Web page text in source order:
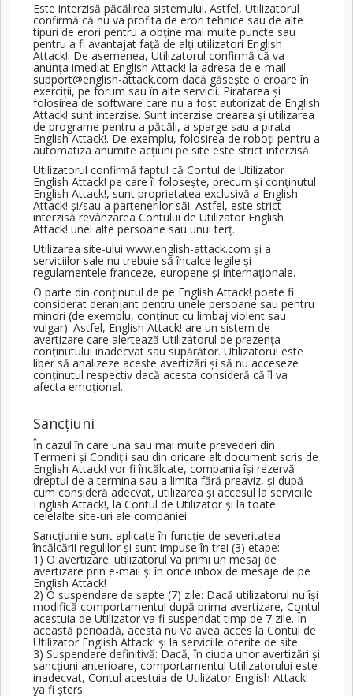
Este interzisă păcălirea sistemului. Astfel, Utilizatorul
confirmă că nu va profita de erori tehnice sau de alte
tipuri de erori pentru a obține mai multe puncte sau
pentru a fi avantajat față de alți utilizatori English
Attack!. De asemenea, Utilizatorul confirmă că va
anunța imediat English Attack! la adresa de e-mail
support@english-attack.com dacă găsește o eroare în
exerciții, pe forum sau în alte servicii. Piratarea și
folosirea de software care nu a fost autorizat de English
Attack! sunt interzise. Sunt interzise crearea și utilizarea
de programe pentru a păcăli, a sparge sau a pirata
English Attack!. De exemplu, folosirea de roboți pentru a
automatiza anumite acțiuni pe site este strict interzisă.
Utilizatorul confirmă faptul că Contul de Utilizator
English Attack! pe care îl folosește, precum și conținutul
English Attack!, sunt proprietatea exclusivă a English
Attack! și/sau a partenerilor săi. Astfel, este strict
interzisă revânzarea Contului de Utilizator English
Attack! unei alte persoane sau unui terț.
Utilizarea site-ului www.english-attack.com și a
serviciilor sale nu trebuie să încalce legile și
regulamentele franceze, europene și internaționale.
O parte din conținutul de pe English Attack! poate fi
considerat deranjant pentru unele persoane sau pentru
minori (de exemplu, conținut cu limbaj violent sau
vulgar). Astfel, English Attack! are un sistem de
avertizare care alertează Utilizatorul de prezența
conținutului inadecvat sau supărător. Utilizatorul este
liber să analizeze aceste avertizări și să nu acceseze
conținutul respectiv dacă acesta consideră că îl va
afecta emoțional.
Sancțiuni
În cazul în care una sau mai multe prevederi din
Termeni și Condiții sau din oricare alt document scris de
English Attack! vor fi încălcate, compania își rezervă
dreptul de a termina sau a limita fără preaviz, și după
cum consideră adecvat, utilizarea și accesul la serviciile
English Attack!, la Contul de Utilizator și la toate
celelalte site-uri ale companiei.
Sancțiunile sunt aplicate în funcție de severitatea
încălcării regulilor și sunt impuse în trei (3) etape:
1) O avertizare: utilizatorul va primi un mesaj de
avertizare prin e-mail și în orice inbox de mesaje de pe
English Attack!
2) O suspendare de șapte (7) zile: Dacă utilizatorul nu își
modifică comportamentul după prima avertizare, Contul
acestuia de Utilizator va fi suspendat timp de 7 zile. În
această perioadă, acesta nu va avea acces la Contul de
Utilizator English Attack! și la serviciile oferite de site.
3) Suspendare definitivă: Dacă, în ciuda unor avertizări și
sancțiuni anterioare, comportamentul Utilizatorului este
inadecvat, Contul acestuia de Utilizator English Attack!
va fi șters.